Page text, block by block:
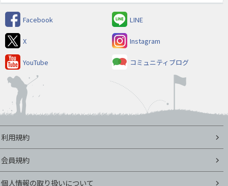
Facebook LINE
X Instagram
YouTube コミュニティブログ
利用規約
会員規約
個人情報の取り扱いについて